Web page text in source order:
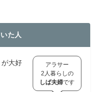
た人
大好
アラサー
2人暮らしの
しば夫婦です